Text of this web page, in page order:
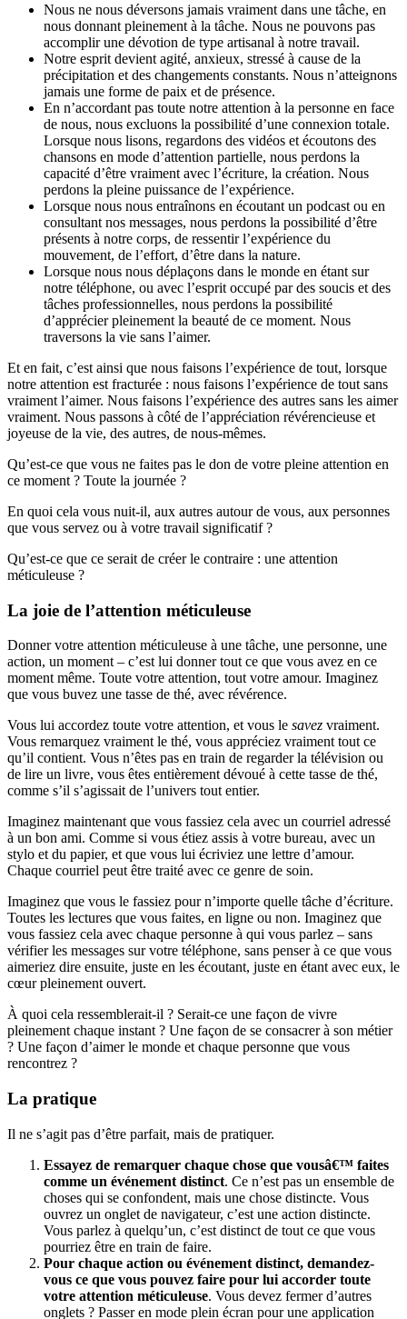
Nous ne nous déversons jamais vraiment dans une tâche, en
nous donnant pleinement à la tâche. Nous ne pouvons pas
accomplir une dévotion de type artisanal à notre travail.
Notre esprit devient agité, anxieux, stressé à cause de la
précipitation et des changements constants. Nous n’atteignons
jamais une forme de paix et de présence.
En n’accordant pas toute notre attention à la personne en face
de nous, nous excluons la possibilité d’une connexion totale.
Lorsque nous lisons, regardons des vidéos et écoutons des
chansons en mode d’attention partielle, nous perdons la
capacité d’être vraiment avec l’écriture, la création. Nous
perdons la pleine puissance de l’expérience.
Lorsque nous nous entraînons en écoutant un podcast ou en
consultant nos messages, nous perdons la possibilité d’être
présents à notre corps, de ressentir l’expérience du
mouvement, de l’effort, d’être dans la nature.
Lorsque nous nous déplaçons dans le monde en étant sur
notre téléphone, ou avec l’esprit occupé par des soucis et des
tâches professionnelles, nous perdons la possibilité
d’apprécier pleinement la beauté de ce moment. Nous
traversons la vie sans l’aimer.
Et en fait, c’est ainsi que nous faisons l’expérience de tout, lorsque
notre attention est fracturée : nous faisons l’expérience de tout sans
vraiment l’aimer. Nous faisons l’expérience des autres sans les aimer
vraiment. Nous passons à côté de l’appréciation révérencieuse et
joyeuse de la vie, des autres, de nous-mêmes.
Qu’est-ce que vous ne faites pas le don de votre pleine attention en
ce moment ? Toute la journée ?
En quoi cela vous nuit-il, aux autres autour de vous, aux personnes
que vous servez ou à votre travail significatif ?
Qu’est-ce que ce serait de créer le contraire : une attention
méticuleuse ?
La joie de l’attention méticuleuse
Donner votre attention méticuleuse à une tâche, une personne, une
action, un moment – c’est lui donner tout ce que vous avez en ce
moment même. Toute votre attention, tout votre amour. Imaginez
que vous buvez une tasse de thé, avec révérence.
Vous lui accordez toute votre attention, et vous le savez vraiment.
Vous remarquez vraiment le thé, vous appréciez vraiment tout ce
qu’il contient. Vous n’êtes pas en train de regarder la télévision ou
de lire un livre, vous êtes entièrement dévoué à cette tasse de thé,
comme s’il s’agissait de l’univers tout entier.
Imaginez maintenant que vous fassiez cela avec un courriel adressé
à un bon ami. Comme si vous étiez assis à votre bureau, avec un
stylo et du papier, et que vous lui écriviez une lettre d’amour.
Chaque courriel peut être traité avec ce genre de soin.
Imaginez que vous le fassiez pour n’importe quelle tâche d’écriture.
Toutes les lectures que vous faites, en ligne ou non. Imaginez que
vous fassiez cela avec chaque personne à qui vous parlez – sans
vérifier les messages sur votre téléphone, sans penser à ce que vous
aimeriez dire ensuite, juste en les écoutant, juste en étant avec eux, le
cœur pleinement ouvert.
À quoi cela ressemblerait-il ? Serait-ce une façon de vivre
pleinement chaque instant ? Une façon de se consacrer à son métier
? Une façon d’aimer le monde et chaque personne que vous
rencontrez ?
La pratique
Il ne s’agit pas d’être parfait, mais de pratiquer.
Essayez de remarquer chaque chose que vousâ€™ faites
comme un événement distinct. Ce n’est pas un ensemble de
choses qui se confondent, mais une chose distincte. Vous
ouvrez un onglet de navigateur, c’est une action distincte.
Vous parlez à quelqu’un, c’est distinct de tout ce que vous
pourriez être en train de faire.
Pour chaque action ou événement distinct, demandez-
vous ce que vous pouvez faire pour lui accorder toute
votre attention méticuleuse. Vous devez fermer d’autres
onglets ? Passer en mode plein écran pour une application